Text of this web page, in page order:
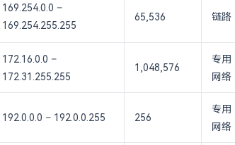
169.254.0.0 –
169.254.255.255
65,536 链路
172.16.0.0 –
172.31.255.255
1,048,576
专用
网络
192.0.0.0 – 192.0.0.255 256
专用
网络